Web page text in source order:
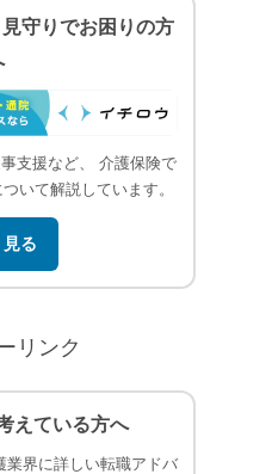
守りでお困りの方
支援など、 介護保険で
いて解説しています。
る
リンク
えている方へ
業界に詳しい転職アドバ